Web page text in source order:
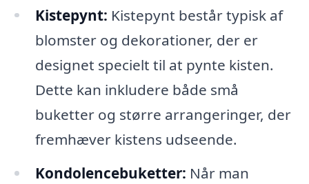
Kistepynt: Kistepynt består typisk af
blomster og dekorationer, der er
designet specielt til at pynte kisten.
Dette kan inkludere både små
buketter og større arrangeringer, der
fremhæver kistens udseende.
Kondolencebuketter: Når man